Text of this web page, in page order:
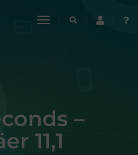
toggle
–
11,1